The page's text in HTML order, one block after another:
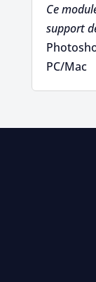
Ce
support
PC/Mac